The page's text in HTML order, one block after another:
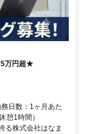
万円超★
日数：1ヶ月あた
憩1時間）
る株式会社はなま